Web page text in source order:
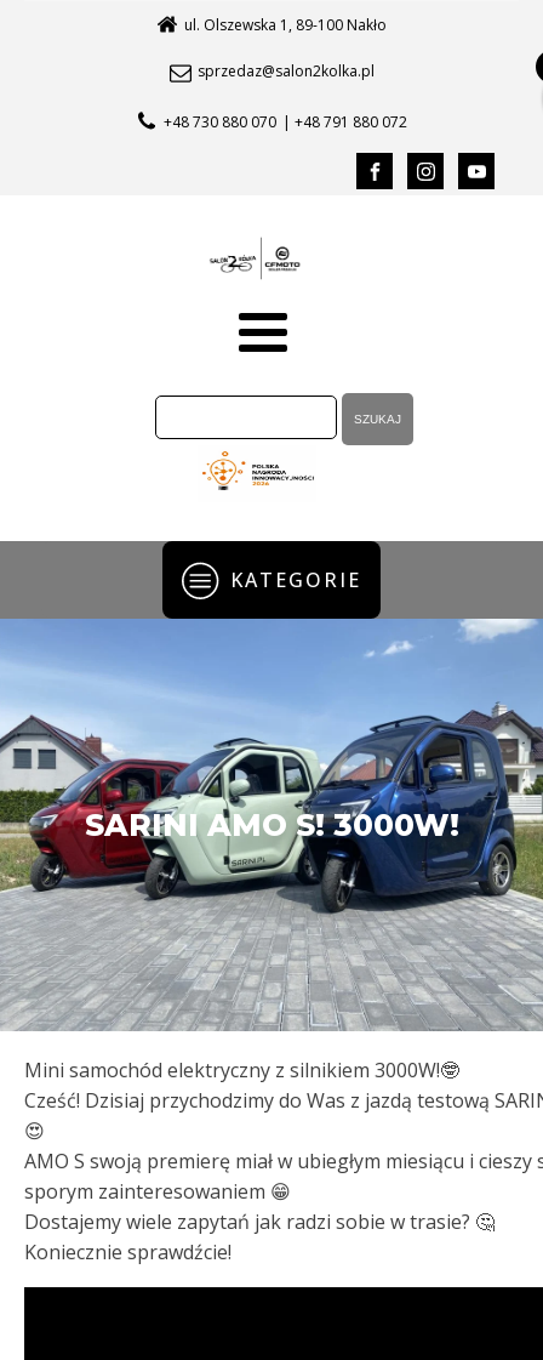
ul. Olszewska 1, 89-100 Nakło
sprzedaz@salon2kolka.pl
+48 730 880 070 | +48 791 880 072
KATEGORIE
SARINI AMO S! 3000W!
Mini samochód elektryczny z silnikiem 3000W!🤓
Cześć! Dzisiaj przychodzimy do Was z jazdą testową
😍
AMO S swoją premierę miał w ubiegłym miesiącu i cieszy
sporym zainteresowaniem 😁
Dostajemy wiele zapytań jak radzi sobie w trasie? 🤔
Koniecznie sprawdźcie!